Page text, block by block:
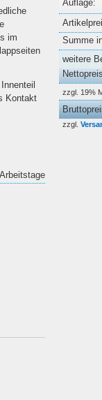
im
Kontakt
Auflage:
Summe
weitere
zzgl. 19%
zzgl.